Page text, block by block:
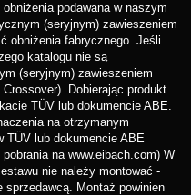
podawana w naszym
(seryjnym) zawieszeniem
obniżenia fabrycznego. Jeśli
katalogu nie są
(seryjnym) zawieszeniem
Dobierając produkt
TÜV lub dokumencie ABE.
na otrzymanym
TÜV lub dokumencie ABE
na www.eibach.com) W
nie należy montować -
Montaż powinien